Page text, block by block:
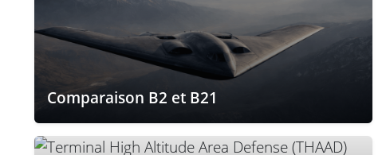
Comparaison B2 et B21